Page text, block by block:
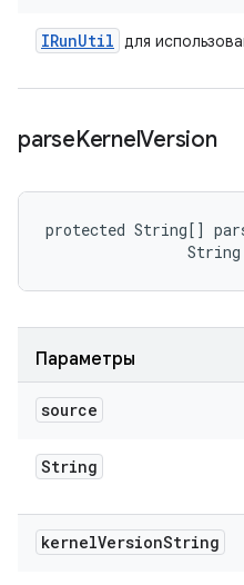
IRunUtil для
parseKernelVersion
protected String[]
Параметры
source
String
kernelVersionString